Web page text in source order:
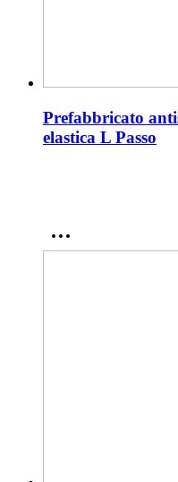
Prefabbricato
elastica L Passo